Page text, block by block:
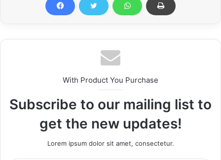
With Product You Purchase
Subscribe to our mailing list to
get the new updates!
Lorem ipsum dolor sit amet, consectetur.